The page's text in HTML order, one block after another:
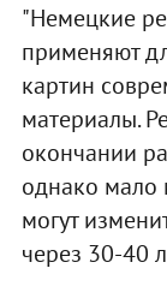
"Немецкие
применяют
картин
материалы.
окончании
однако мало
могут
через 30-40